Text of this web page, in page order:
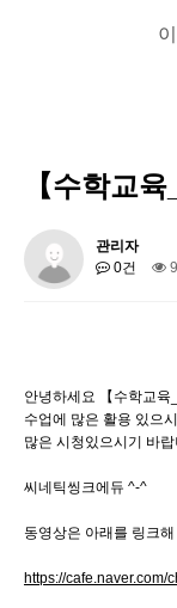
(구)인트라넷
지도사 과정
【수학교
관리자
0건
안녕하세요 【수학교
수업에 많은 활용 있으
많은 시청있으시기 바
씨네틱씽크에듀 ^-^
동영상은 아래를 링크
https://cafe.naver.com/